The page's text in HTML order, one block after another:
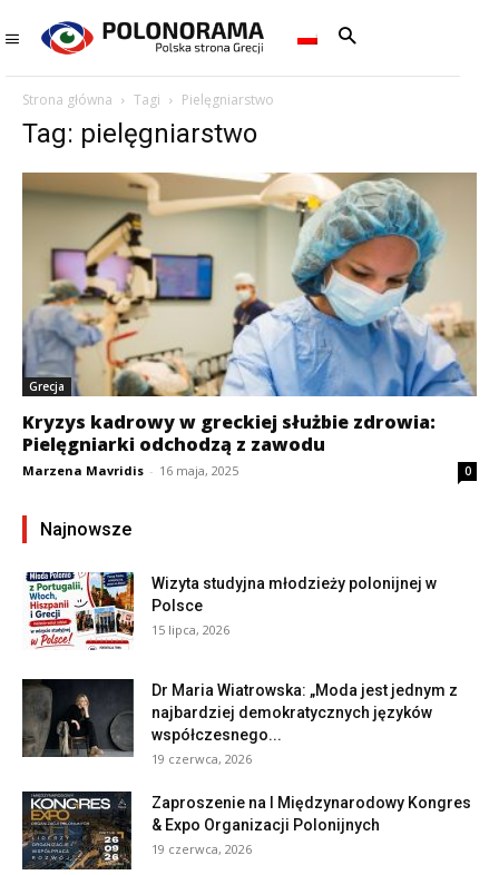
Strona główna Tagi Pielęgniarstwo
Tag: pielęgniarstwo
Grecja
Kryzys kadrowy w greckiej służbie zdrowia:
Pielęgniarki odchodzą z zawodu
Marzena Mavridis - 16 maja, 2025 0
Najnowsze
Wizyta studyjna młodzieży polonijnej w
Polsce
15 lipca, 2026
Dr Maria Wiatrowska: „Moda jest jednym z
najbardziej demokratycznych języków
współczesnego...
19 czerwca, 2026
Zaproszenie na I Międzynarodowy Kongres
& Expo Organizacji Polonijnych
19 czerwca, 2026